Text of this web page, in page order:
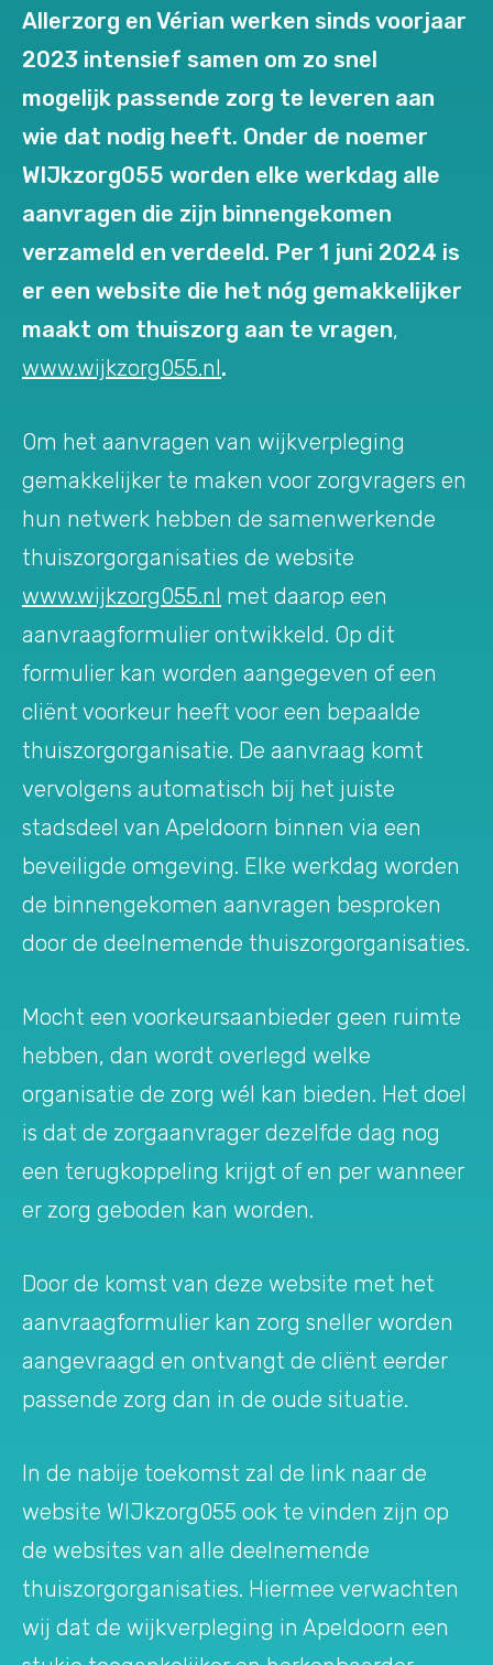
Allerzorg en Vérian werken sinds voorjaar
2023 intensief samen om zo snel
mogelijk passende zorg te leveren aan
wie dat nodig heeft. Onder de noemer
WIJkzorg055 worden elke werkdag alle
aanvragen die zijn binnengekomen
verzameld en verdeeld. Per 1 juni 2024 is
er een website die het nóg gemakkelijker
maakt om thuiszorg aan te vragen,
www.wijkzorg055.nl .
Om het aanvragen van wijkverpleging
gemakkelijker te maken voor zorgvragers en
hun netwerk hebben de samenwerkende
thuiszorgorganisaties de website
www.wijkzorg055.nl met daarop een
aanvraagformulier ontwikkeld. Op dit
formulier kan worden aangegeven of een
cliënt voorkeur heeft voor een bepaalde
thuiszorgorganisatie. De aanvraag komt
vervolgens automatisch bij het juiste
stadsdeel van Apeldoorn binnen via een
beveiligde omgeving. Elke werkdag worden
de binnengekomen aanvragen besproken
door de deelnemende thuiszorgorganisaties.
Mocht een voorkeursaanbieder geen ruimte
hebben, dan wordt overlegd welke
organisatie de zorg wél kan bieden. Het doel
is dat de zorgaanvrager dezelfde dag nog
een terugkoppeling krijgt of en per wanneer
er zorg geboden kan worden.
Door de komst van deze website met het
aanvraagformulier kan zorg sneller worden
aangevraagd en ontvangt de cliënt eerder
passende zorg dan in de oude situatie.
In de nabije toekomst zal de link naar de
website WIJkzorg055 ook te vinden zijn op
de websites van alle deelnemende
thuiszorgorganisaties. Hiermee verwachten
wij dat de wijkverpleging in Apeldoorn een